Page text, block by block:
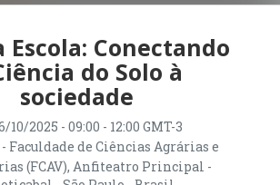
Escola: Conectando
do Solo à
sociedade
10/2025 - 09:00 - 12:00 GMT-3
Faculdade de Ciências Agrárias e
(FCAV), Anfiteatro Principal -